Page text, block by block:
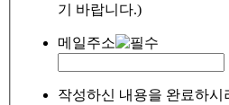
기 바랍니다.)
메일주소
작성하신 내용을 완료하